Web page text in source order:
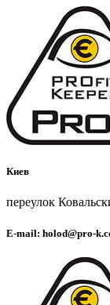
Киев
переулок
E-mail: holod@pro-